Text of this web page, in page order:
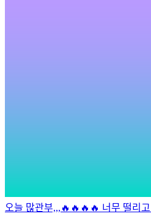
오늘 많관부,,,🔥🔥🔥🔥 너무 떨리